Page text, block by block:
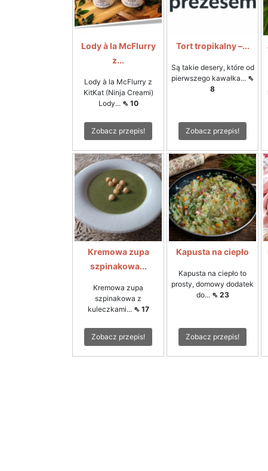
Lody à la McFlurry
z...
Lody à la McFlurry z
KitKat (Ninja Creami)
Lody... ⇖ 10
Zobacz przepis!
Tort tropikalny –...
Są takie desery, które od
pierwszego kawałka... ⇖
8
Zobacz przepis!
Kremowa zupa
szpinakowa...
Kremowa zupa
szpinakowa z
kuleczkami... ⇖ 17
Zobacz przepis!
Kapusta na ciepło
Kapusta na ciepło to
prosty, domowy dodatek
do... ⇖ 23
Zobacz przepis!